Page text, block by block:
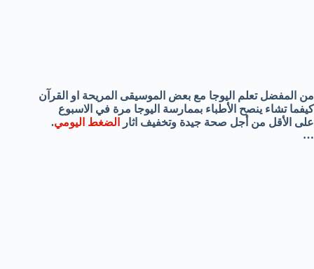
من المفضل تعلم اليوجا مع بعض الموسيقى المريحة او القرآن
كيفما تشاء ينصح الأطباء بممارسة اليوجا مرة في الاسبوع
على الأقل من أجل صحة جيدة وتخفيف اثار
الضغط اليومي.
…